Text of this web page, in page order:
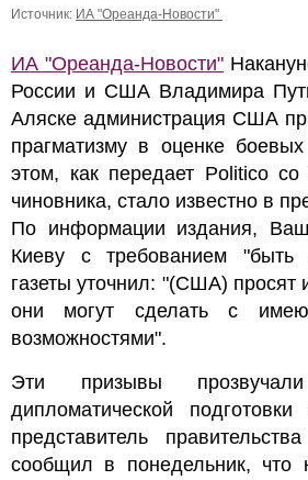
Источник: ИА "Ореанда-Новости"
ИА "Ореанда-Новости"
России и США Владимира
Аляске администрация США
прагматизму в оценке
этом, как передает Politico
чиновника, стало известно в
По информации издания,
Киеву с требованием "быть
газеты уточнил: "(США) просят
они могут сделать с
возможностями".
Эти призывы
дипломатической
представитель
сообщил в понедельник,